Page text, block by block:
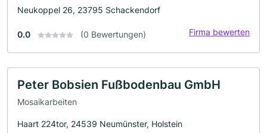
Neukoppel 26, 23795 Schackendorf
0.0 (0 Bewertungen) Firma bewerten
Peter Bobsien Fußbodenbau GmbH
Mosaikarbeiten
Haart 224tor, 24539 Neumünster, Holstein